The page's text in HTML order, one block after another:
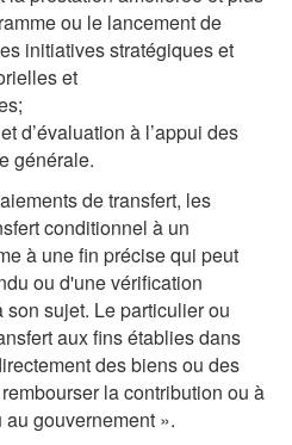
ou le lancement de
initiatives stratégiques et
et
d’évaluation à l’appui des
générale.
de transfert, les
conditionnel à un
à une fin précise qui peut
ou d'une vérification
sujet. Le particulier ou
aux fins établies dans
des biens ou des
la contribution ou à
gouvernement ».